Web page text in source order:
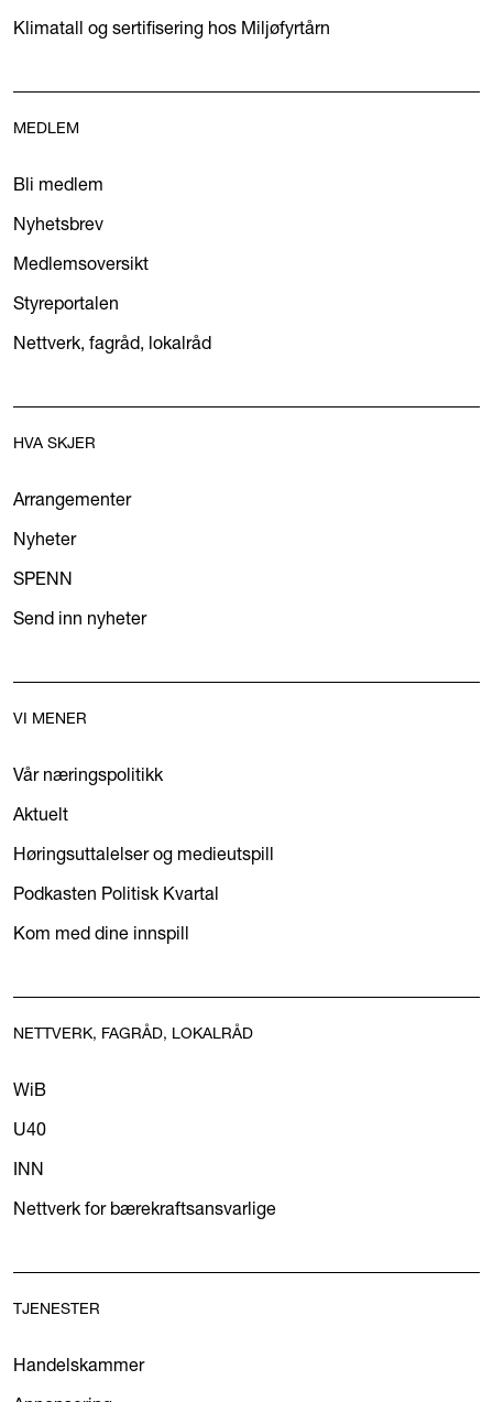
Klimatall og sertifisering hos Miljøfyrtårn
MEDLEM
Bli medlem
Nyhetsbrev
Medlemsoversikt
Styreportalen
Nettverk, fagråd, lokalråd
HVA SKJER
Arrangementer
Nyheter
SPENN
Send inn nyheter
VI MENER
Vår næringspolitikk
Aktuelt
Høringsuttalelser og medieutspill
Podkasten Politisk Kvartal
Kom med dine innspill
NETTVERK, FAGRÅD, LOKALRÅD
WiB
U40
INN
Nettverk for bærekraftsansvarlige
TJENESTER
Handelskammer